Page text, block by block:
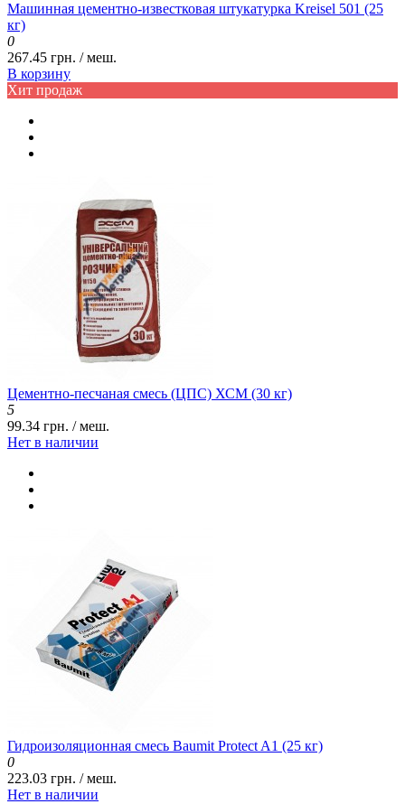
Машинная цементно-известковая штукатурка Kreisel 501 (25
кг)
0
267.45 грн. / меш.
В корзину
Хит продаж
Цементно-песчаная смесь (ЦПС) ХСМ (30 кг)
5
99.34 грн. / меш.
Нет в наличии
Гидроизоляционная смесь Baumit Protect A1 (25 кг)
0
223.03 грн. / меш.
Нет в наличии